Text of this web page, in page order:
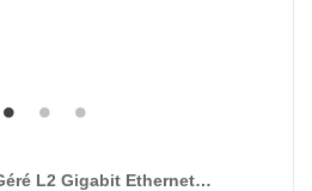
L2 Gigabit Ethernet